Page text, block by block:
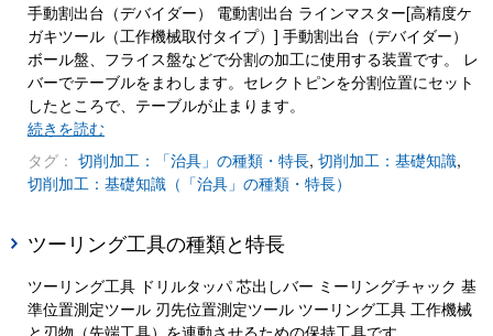
手動割出台（デバイダー） 電動割出台 ラインマスター[高精度ケ
ガキツール（工作機械取付タイプ）] 手動割出台（デバイダー）
ボール盤、フライス盤などで分割の加工に使用する装置です。 レ
バーでテーブルをまわします。セレクトピンを分割位置にセット
したところで、テーブルが止まります。
続きを読む
タグ： 切削加工：「治具」の種類・特長, 切削加工：基礎知識,
切削加工：基礎知識（「治具」の種類・特長）
ツーリング工具の種類と特長
ツーリング工具 ドリルタッパ 芯出しバー ミーリングチャック 基
準位置測定ツール 刃先位置測定ツール ツーリング工具 工作機械
と刃物（先端工具）を連動させるための保持工具です。